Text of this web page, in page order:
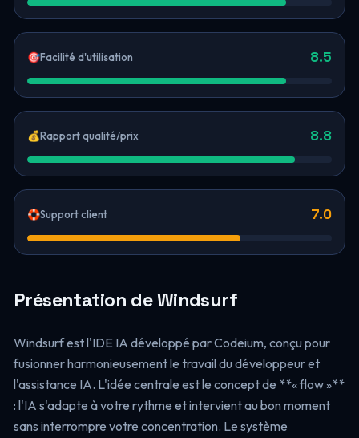
🎯Facilité d'utilisation 8.5
💰Rapport qualité/prix 8.8
🛟Support client 7.0
Présentation de Windsurf
Windsurf est l'IDE IA développé par Codeium, conçu pour
fusionner harmonieusement le travail du développeur et
l'assistance IA. L'idée centrale est le concept de **« flow »**
: l'IA s'adapte à votre rythme et intervient au bon moment
sans interrompre votre concentration. Le système